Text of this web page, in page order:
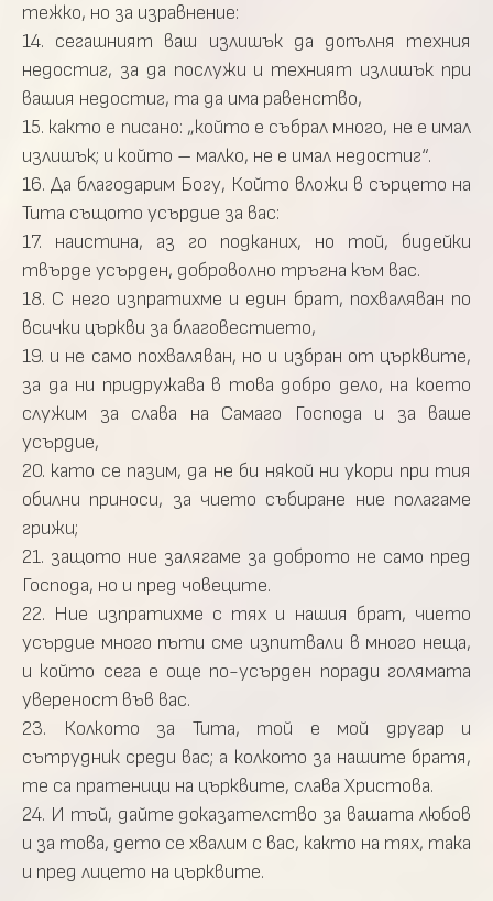
тежко, но за изравнение:
14. сегашният ваш излишък да допълня техния
недостиг, за да послужи и техният излишък при
вашия недостиг, та да има равенство,
15. както е писано: „който е събрал много, не е имал
излишък; и който – малко, не е имал недостиг“.
16. Да благодарим Богу, Който вложи в сърцето на
Тита същото усърдие за вас:
17. наистина, аз го подканих, но той, бидейки
твърде усърден, доброволно тръгна към вас.
18. С него изпратихме и един брат, похваляван по
всички църкви за благовестието,
19. и не само похваляван, но и избран от църквите,
за да ни придружава в това добро дело, на което
служим за слава на Самаго Господа и за ваше
усърдие,
20. като се пазим, да не би някой ни укори при тия
обилни приноси, за чието събиране ние полагаме
грижи;
21. защото ние залягаме за доброто не само пред
Господа, но и пред човеците.
22. Ние изпратихме с тях и нашия брат, чието
усърдие много пъти сме изпитвали в много неща,
и който сега е още по-усърден поради голямата
увереност във вас.
23. Колкото за Тита, той е мой другар и
сътрудник среди вас; а колкото за нашите братя,
те са пратеници на църквите, слава Христова.
24. И тъй, дайте доказателство за вашата любов
и за това, дето се хвалим с вас, както на тях, така
и пред лицето на църквите.